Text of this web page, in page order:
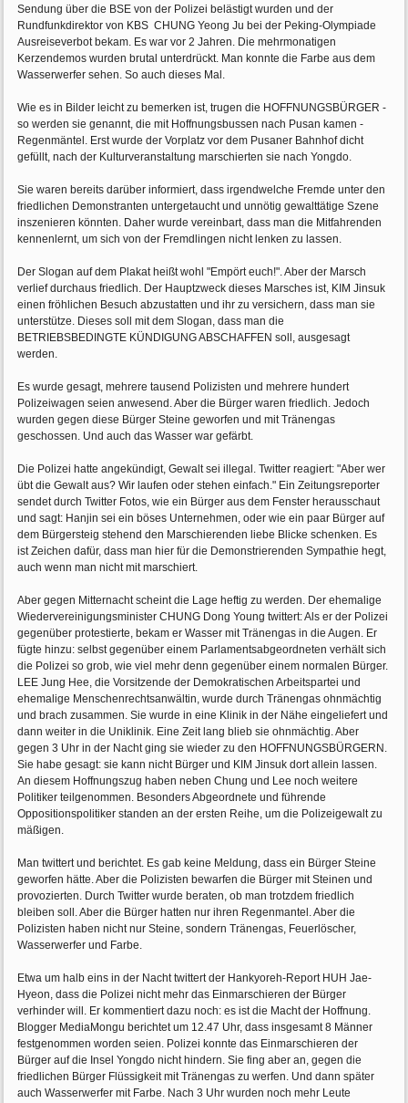
Sendung über die BSE von der Polizei belästigt wurden und der
Rundfunkdirektor von KBS CHUNG Yeong Ju bei der Peking-Olympiade
Ausreiseverbot bekam. Es war vor 2 Jahren. Die mehrmonatigen
Kerzendemos wurden brutal unterdrückt. Man konnte die Farbe aus dem
Wasserwerfer sehen. So auch dieses Mal.
Wie es in Bilder leicht zu bemerken ist, trugen die HOFFNUNGSBÜRGER -
so werden sie genannt, die mit Hoffnungsbussen nach Pusan kamen -
Regenmäntel. Erst wurde der Vorplatz vor dem Pusaner Bahnhof dicht
gefüllt, nach der Kulturveranstaltung marschierten sie nach Yongdo.
Sie waren bereits darüber informiert, dass irgendwelche Fremde unter den
friedlichen Demonstranten untergetaucht und unnötig gewalttätige Szene
inszenieren könnten. Daher wurde vereinbart, dass man die Mitfahrenden
kennenlernt, um sich von der Fremdlingen nicht lenken zu lassen.
Der Slogan auf dem Plakat heißt wohl "Empört euch!". Aber der Marsch
verlief durchaus friedlich. Der Hauptzweck dieses Marsches ist, KIM Jinsuk
einen fröhlichen Besuch abzustatten und ihr zu versichern, dass man sie
unterstütze. Dieses soll mit dem Slogan, dass man die
BETRIEBSBEDINGTE KÜNDIGUNG ABSCHAFFEN soll, ausgesagt
werden.
Es wurde gesagt, mehrere tausend Polizisten und mehrere hundert
Polizeiwagen seien anwesend. Aber die Bürger waren friedlich. Jedoch
wurden gegen diese Bürger Steine geworfen und mit Tränengas
geschossen. Und auch das Wasser war gefärbt.
Die Polizei hatte angekündigt, Gewalt sei illegal. Twitter reagiert: "Aber wer
übt die Gewalt aus? Wir laufen oder stehen einfach." Ein Zeitungsreporter
sendet durch Twitter Fotos, wie ein Bürger aus dem Fenster herausschaut
und sagt: Hanjin sei ein böses Unternehmen, oder wie ein paar Bürger auf
dem Bürgersteig stehend den Marschierenden liebe Blicke schenken. Es
ist Zeichen dafür, dass man hier für die Demonstrierenden Sympathie hegt,
auch wenn man nicht mit marschiert.
Aber gegen Mitternacht scheint die Lage heftig zu werden. Der ehemalige
Wiedervereinigungsminister CHUNG Dong Young twittert: Als er der Polizei
gegenüber protestierte, bekam er Wasser mit Tränengas in die Augen. Er
fügte hinzu: selbst gegenüber einem Parlamentsabgeordneten verhält sich
die Polizei so grob, wie viel mehr denn gegenüber einem normalen Bürger.
LEE Jung Hee, die Vorsitzende der Demokratischen Arbeitspartei und
ehemalige Menschenrechtsanwältin, wurde durch Tränengas ohnmächtig
und brach zusammen. Sie wurde in eine Klinik in der Nähe eingeliefert und
dann weiter in die Uniklinik. Eine Zeit lang blieb sie ohnmächtig. Aber
gegen 3 Uhr in der Nacht ging sie wieder zu den HOFFNUNGSBÜRGERN.
Sie habe gesagt: sie kann nicht Bürger und KIM Jinsuk dort allein lassen.
An diesem Hoffnungszug haben neben Chung und Lee noch weitere
Politiker teilgenommen. Besonders Abgeordnete und führende
Oppositionspolitiker standen an der ersten Reihe, um die Polizeigewalt zu
mäßigen.
Man twittert und berichtet. Es gab keine Meldung, dass ein Bürger Steine
geworfen hätte. Aber die Polizisten bewarfen die Bürger mit Steinen und
provozierten. Durch Twitter wurde beraten, ob man trotzdem friedlich
bleiben soll. Aber die Bürger hatten nur ihren Regenmantel. Aber die
Polizisten haben nicht nur Steine, sondern Tränengas, Feuerlöscher,
Wasserwerfer und Farbe.
Etwa um halb eins in der Nacht twittert der Hankyoreh-Report HUH Jae-
Hyeon, dass die Polizei nicht mehr das Einmarschieren der Bürger
verhinder will. Er kommentiert dazu noch: es ist die Macht der Hoffnung.
Blogger MediaMongu berichtet um 12.47 Uhr, dass insgesamt 8 Männer
festgenommen worden seien. Polizei konnte das Einmarschieren der
Bürger auf die Insel Yongdo nicht hindern. Sie fing aber an, gegen die
friedlichen Bürger Flüssigkeit mit Tränengas zu werfen. Und dann später
auch Wasserwerfer mit Farbe. Nach 3 Uhr wurden noch mehr Leute